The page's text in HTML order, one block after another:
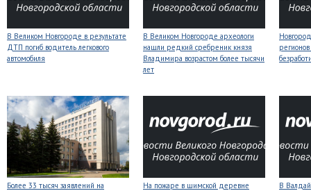
В Великом Новгороде в результате
ДТП погиб водитель легкового
автомобиля
В Великом Новгороде археологи
нашли редкий сребреник князя
Владимира возрастом более тысячи
лет
Более 33 тысяч заявлений на
На пожаре в шимской деревне
В